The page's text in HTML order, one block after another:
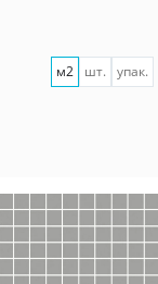
м2 шт. упак.